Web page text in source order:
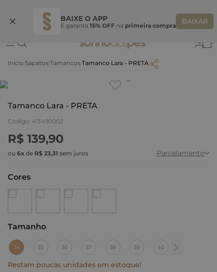
BAIXE O APP
E garanta 15% OFF na primeira compra BAIXAR
Ganhe 10% OFF na coleção utilizando o código do seu vendedor*
Sapatos Tamancos Tamanco Lara - PRETA
Tamanco Lara - PRETA
Código: 413490002
R$ 139,90
ou 6x de R$ 23,31 sem juros Parcelamento
Cores
Tamanho
: 34
34 35 36 37 38 39 40
Restam poucas unidades em estoque!